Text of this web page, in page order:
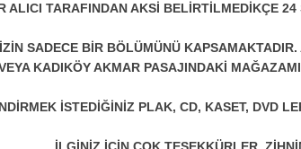
ALICI TARAFINDAN AKSİ BELİRTİLMEDİKÇE
SADECE BİR BÖLÜMÜNÜ
KADIKÖY AKMAR PASAJINDAKİ
İSTEDİĞİNİZ PLAK, CD, KASET, DVD